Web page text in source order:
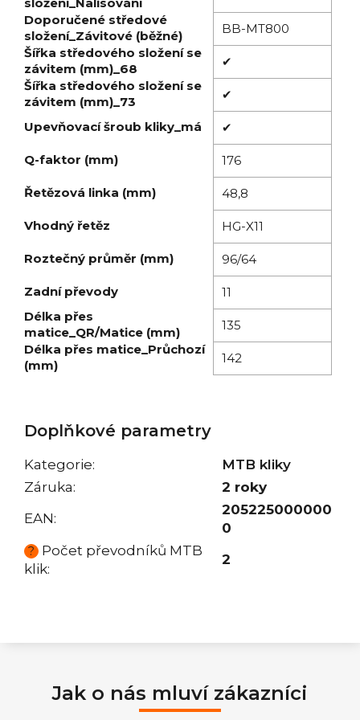
Doporučené středové
složení_Závitové (běžné)
BB-MT800
Šířka středového složení se
závitem (mm)_68
✔
Šířka středového složení se
závitem (mm)_73
✔
Upevňovací šroub kliky_má ✔
Q-faktor (mm) 176
Řetězová linka (mm) 48,8
Vhodný řetěz HG-X11
Roztečný průměr (mm) 96/64
Zadní převody
11
Délka přes
matice_QR/Matice (mm)
135
Délka přes matice_Průchozí
(mm)
142
Doplňkové parametry
Kategorie:
MTB kliky
Záruka:
2 roky
EAN:
205225000000
0
?
Počet převodníků MTB
klik:
2
Jak o nás mluví zákazníci